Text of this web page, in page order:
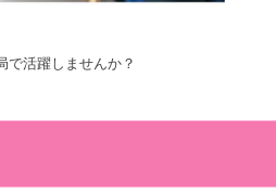
で活躍しませんか？